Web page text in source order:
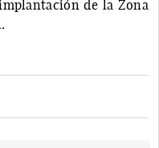
de la Zona